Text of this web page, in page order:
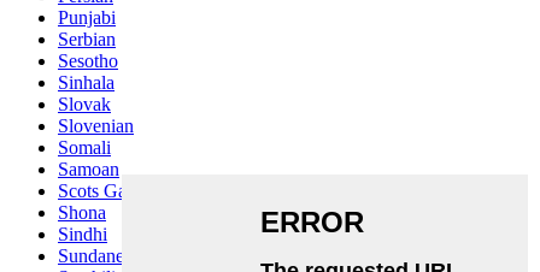
Punjabi
Serbian
Sesotho
Sinhala
Slovak
Slovenian
Somali
Samoan
Scots Gaelic
Shona
Sindhi
Sundanese